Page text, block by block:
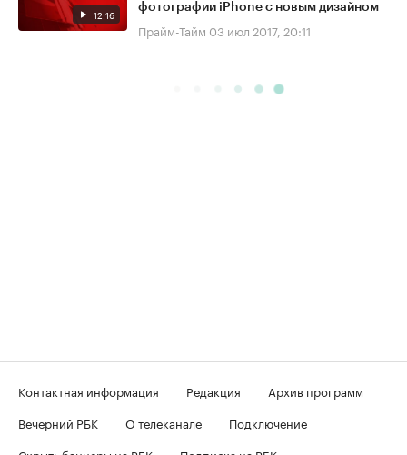
12:16
фотографии iPhone с новым дизайном
Прайм-Тайм 03 июл 2017, 20:11
Контактная информация Редакция
Архив программ
Вечерний РБК
О телеканале
Подключение